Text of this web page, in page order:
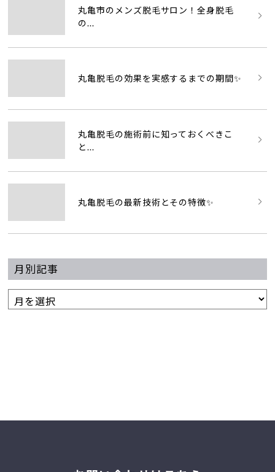
丸亀市のメンズ脱毛サロン！全身脱毛
の...
丸亀脱毛の効果を実感するまでの期間✨
丸亀脱毛の施術前に知っておくべきこ
と...
丸亀脱毛の最新技術とその特徴✨
月別記事